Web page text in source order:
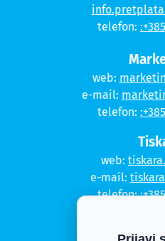
telefon:
web:
e-mail:
telefon:
web:
e-mail:
telefon: